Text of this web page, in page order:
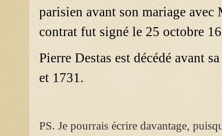
parisien avant son mariage
contrat fut signé le 25 octobre
Pierre Destas est décédé avant
et 1731.
PS. Je pourrais écrire davantage,